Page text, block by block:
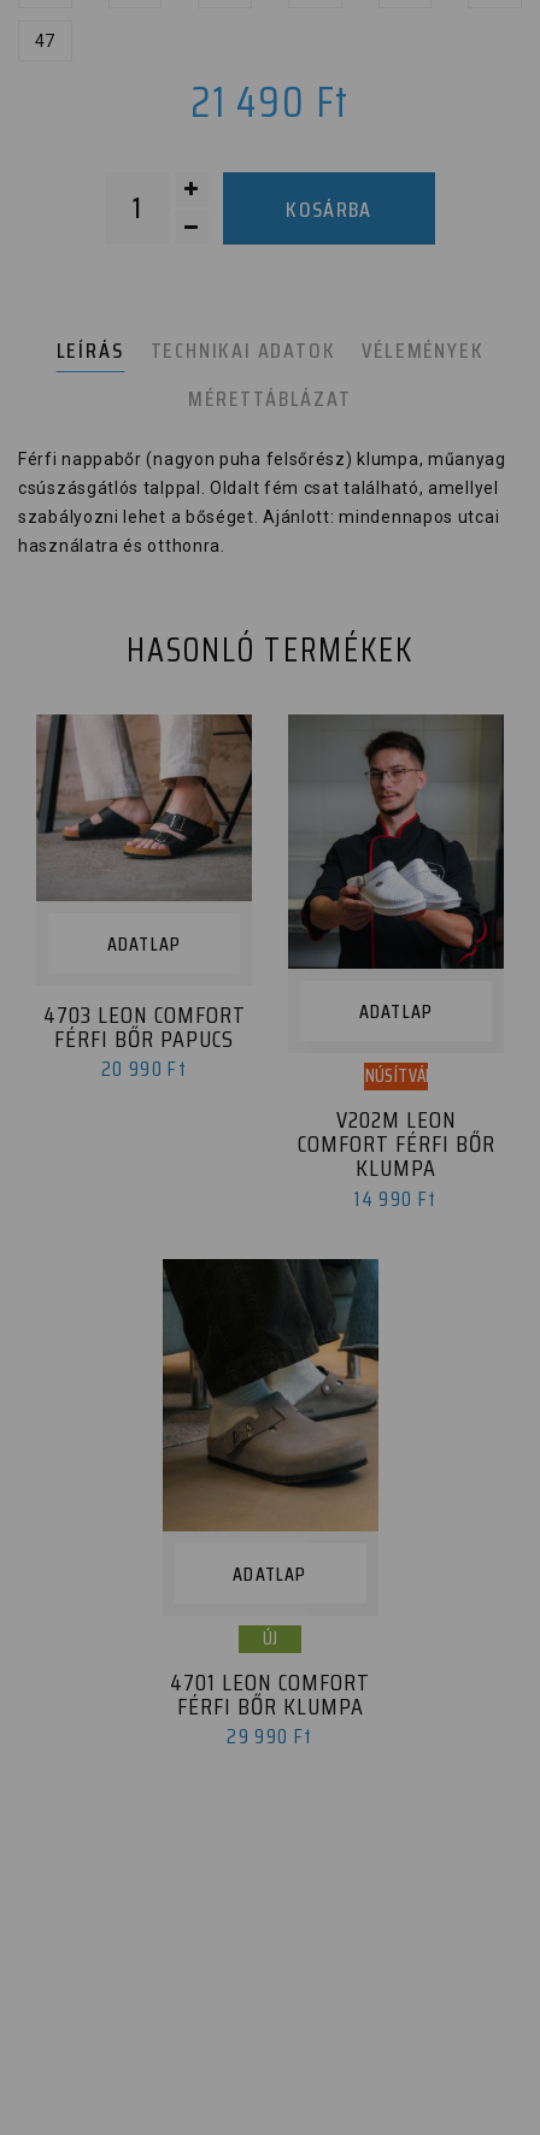
47
21 490 Ft
KOSÁRBA
LEÍRÁS TECHNIKAI ADATOK
VÉLEMÉNYEK
MÉRETTÁBLÁZAT
Férfi nappabőr (nagyon puha felsőrész) klumpa, műanyag
csúszásgátlós talppal. Oldalt fém csat található, amellyel
szabályozni lehet a bőséget. Ajánlott: mindennapos utcai
használatra és otthonra.
HASONLÓ TERMÉKEK
ADATLAP
4703 LEON COMFORT
FÉRFI BŐR PAPUCS
20 990 Ft
ADATLAP
TANÚSÍTVÁNY
V202M LEON
COMFORT FÉRFI BŐR
KLUMPA
14 990 Ft
ADATLAP
ÚJ
4701 LEON COMFORT
FÉRFI BŐR KLUMPA
29 990 Ft